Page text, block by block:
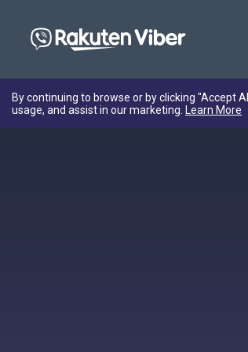
By continuing to browse or by clicking "Accept
usage, and assist in our marketing. Learn More